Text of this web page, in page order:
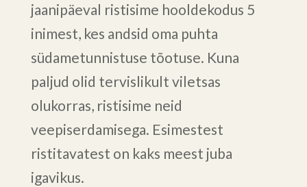
jaanipäeval ristisime hooldekodus 5
inimest, kes andsid oma puhta
südametunnistuse tõotuse. Kuna
paljud olid tervislikult viletsas
olukorras, ristisime neid
veepiserdamisega. Esimestest
ristitavatest on kaks meest juba
igavikus.